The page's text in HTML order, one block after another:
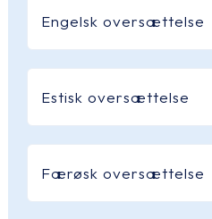
Engelsk oversættelse
Estisk oversættelse
Færøsk oversættelse